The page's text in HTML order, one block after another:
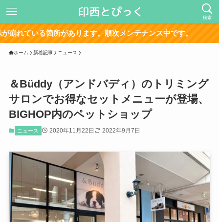
検索
所があります。順次メンテナンス中です。
ホーム 新着記事 ニュース
＆Büddy（アンドバディ）のトリミング
サロンでお得なセットメニューが登場、
BIGHOP内のペットショップ
ニュース 2020年11月22日 2022年9月7日